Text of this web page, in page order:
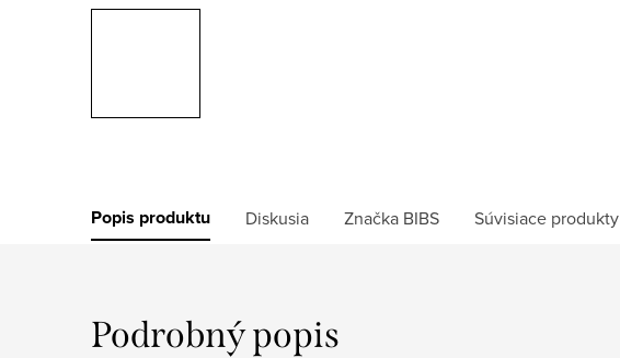
Popis produktu Diskusia Značka BIBS Súvisiace produkty
Podrobný popis